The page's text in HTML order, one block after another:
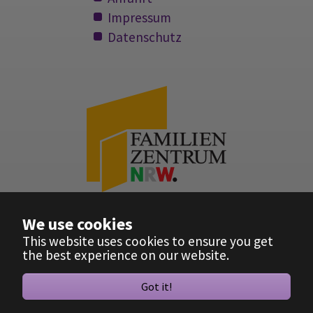
We use cookies
This website uses cookies to ensure you get
the best experience on our website.
Got it!
Impressum
Datenschutz
Kindertageseinrichtung Kinderarche (c) 2021